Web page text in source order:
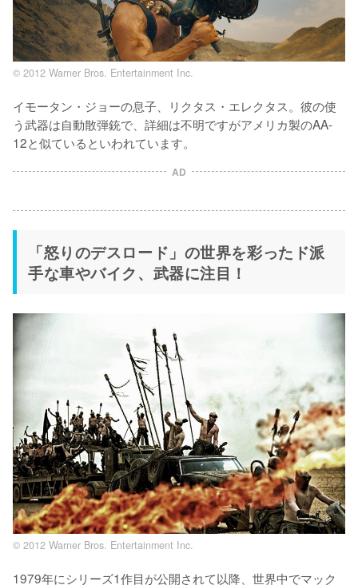
© 2012 Warner Bros. Entertainment Inc.
イモータン・ジョーの息子、リクタス・エレクタス。彼の使
う武器は自動散弾銃で、詳細は不明ですがアメリカ製のAA-
12と似ているといわれています。
AD
「怒りのデスロード」の世界を彩ったド派
手な車やバイク、武器に注目！
© 2012 Warner Bros. Entertainment Inc.
1979年にシリーズ1作目が公開されて以降、世界中でマック